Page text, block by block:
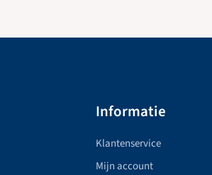
Informatie
Klantenservice
Mijn account